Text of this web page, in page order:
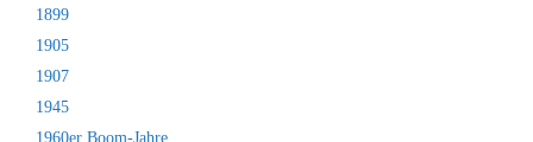
1899
1905
1907
1945
1960er Boom-Jahre